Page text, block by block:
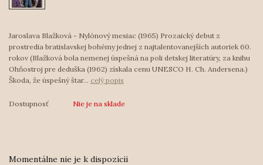
Jaroslava Blažková - Nylónový mesiac (1965) Prozaický debut z
prostredia bratislavskej bohémy jednej z najtalentovanejších autoriek 60.
rokov (Blažková bola nemenej úspešná na poli detskej literatúry, za knihu
Ohňostroj pre deduška (1962) získala cenu UNESCO H. Ch. Andersena.)
Škoda, že úspešný štar... celý popis
Dostupnosť Nie je na sklade
Momentálne nie je k dispozícii